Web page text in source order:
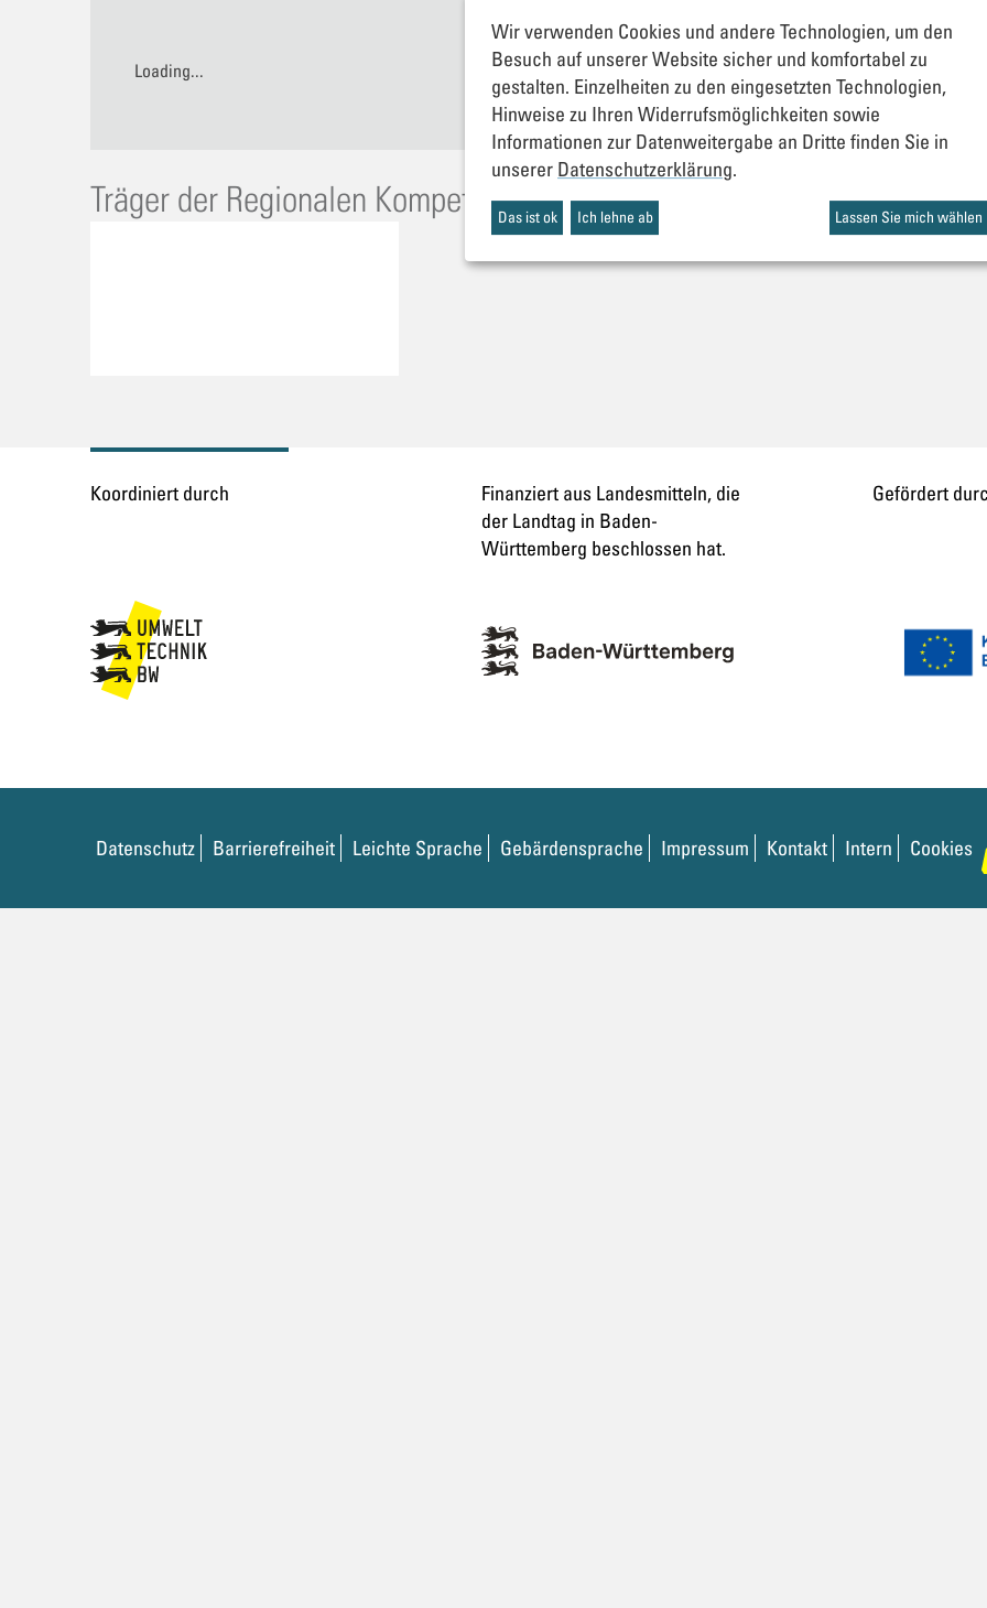
Wir verwenden Cookies und andere Technologien, um den
Besuch auf unserer Website sicher und komfortabel zu
gestalten. Einzelheiten zu den eingesetzten Technologien,
Hinweise zu Ihren Widerrufsmöglichkeiten sowie
Informationen zur Datenweitergabe an Dritte finden Sie in
unserer Datenschutzerklärung.
Lassen Sie mich wählen
Ich lehne ab
Das ist ok
Loading...
Träger der Regionalen Kompetenzstelle
Koordiniert durch
Finanziert aus Landesmitteln, die
der Landtag in Baden-
Württemberg beschlossen hat.
Gefördert
Datenschutz Barrierefreiheit Leichte Sprache Gebärdensprache Impressum Kontakt Intern Cookies